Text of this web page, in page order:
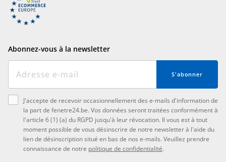
Abonnez-vous à la newsletter
S'abonner
J'accepte de recevoir occasionnellement des e-mails d'information de
la part de fenetre24.be. Vos données seront traitées conformément à
l'article 6 (1) (a) du RGPD jusqu'à leur révocation. Il vous est à tout
moment possible de vous désinscrire de notre newsletter à l'aide du
lien de désinscription situé en bas de nos e-mails. Veuillez prendre
connaissance de notre politique de confidentialité.